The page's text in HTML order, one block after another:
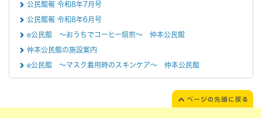
公民館報 令和8年7月号
公民館報 令和8年6月号
e公民館 ～おうちでコーヒー焙煎～ 仲本公民館
仲本公民館の施設案内
e公民館 ～マスク着用時のスキンケア～ 仲本公民館